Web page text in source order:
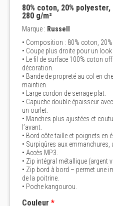
80% coton, 20%
280 g/m²
Marque : Russell
• Composition : 80% coton,
• Coupe plus droite pour un look
• Le fil de surface 100% coton
décoration.
• Bande de propreté au col en
maintien.
• Large cordon de serrage plat.
• Capuche double épaisseur
un ourlet.
• Manches plus ajustées et
l’avant.
• Bord côte taille et poignets en
• Surpiqûres aux emmanchures,
• Accès MP3.
• Zip intégral métallique (argent
• Zip bord à bord – permet une
de la poitrine.
• Poche kangourou.
Couleur *